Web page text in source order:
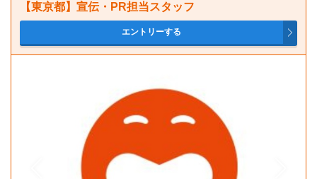
AND検索
【東京都】宣伝・PR担当スタッフ